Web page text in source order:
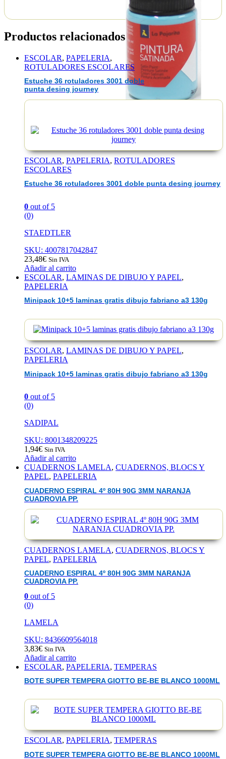
Productos relacionados
ESCOLAR, PAPELERIA,
ROTULADORES ESCOLARES
Estuche 36 rotuladores 3001 doble
punta desing journey
ESCOLAR, PAPELERIA, ROTULADORES
ESCOLARES
Estuche 36 rotuladores 3001 doble punta desing journey
0 out of 5
(0)
STAEDTLER
SKU: 4007817042847
23,48€ Sin IVA
Añadir al carrito
ESCOLAR, LAMINAS DE DIBUJO Y PAPEL,
PAPELERIA
Minipack 10+5 laminas gratis dibujo fabriano a3 130g
ESCOLAR, LAMINAS DE DIBUJO Y PAPEL,
PAPELERIA
Minipack 10+5 laminas gratis dibujo fabriano a3 130g
0 out of 5
(0)
SADIPAL
SKU: 8001348209225
1,94€ Sin IVA
Añadir al carrito
CUADERNOS LAMELA, CUADERNOS, BLOCS Y
PAPEL, PAPELERIA
CUADERNO ESPIRAL 4º 80H 90G 3MM NARANJA
CUADROVIA PP.
CUADERNOS LAMELA, CUADERNOS, BLOCS Y
PAPEL, PAPELERIA
CUADERNO ESPIRAL 4º 80H 90G 3MM NARANJA
CUADROVIA PP.
0 out of 5
(0)
LAMELA
SKU: 8436609564018
3,83€ Sin IVA
Añadir al carrito
ESCOLAR, PAPELERIA, TEMPERAS
BOTE SUPER TEMPERA GIOTTO BE-BE BLANCO 1000ML
ESCOLAR, PAPELERIA, TEMPERAS
BOTE SUPER TEMPERA GIOTTO BE-BE BLANCO 1000ML